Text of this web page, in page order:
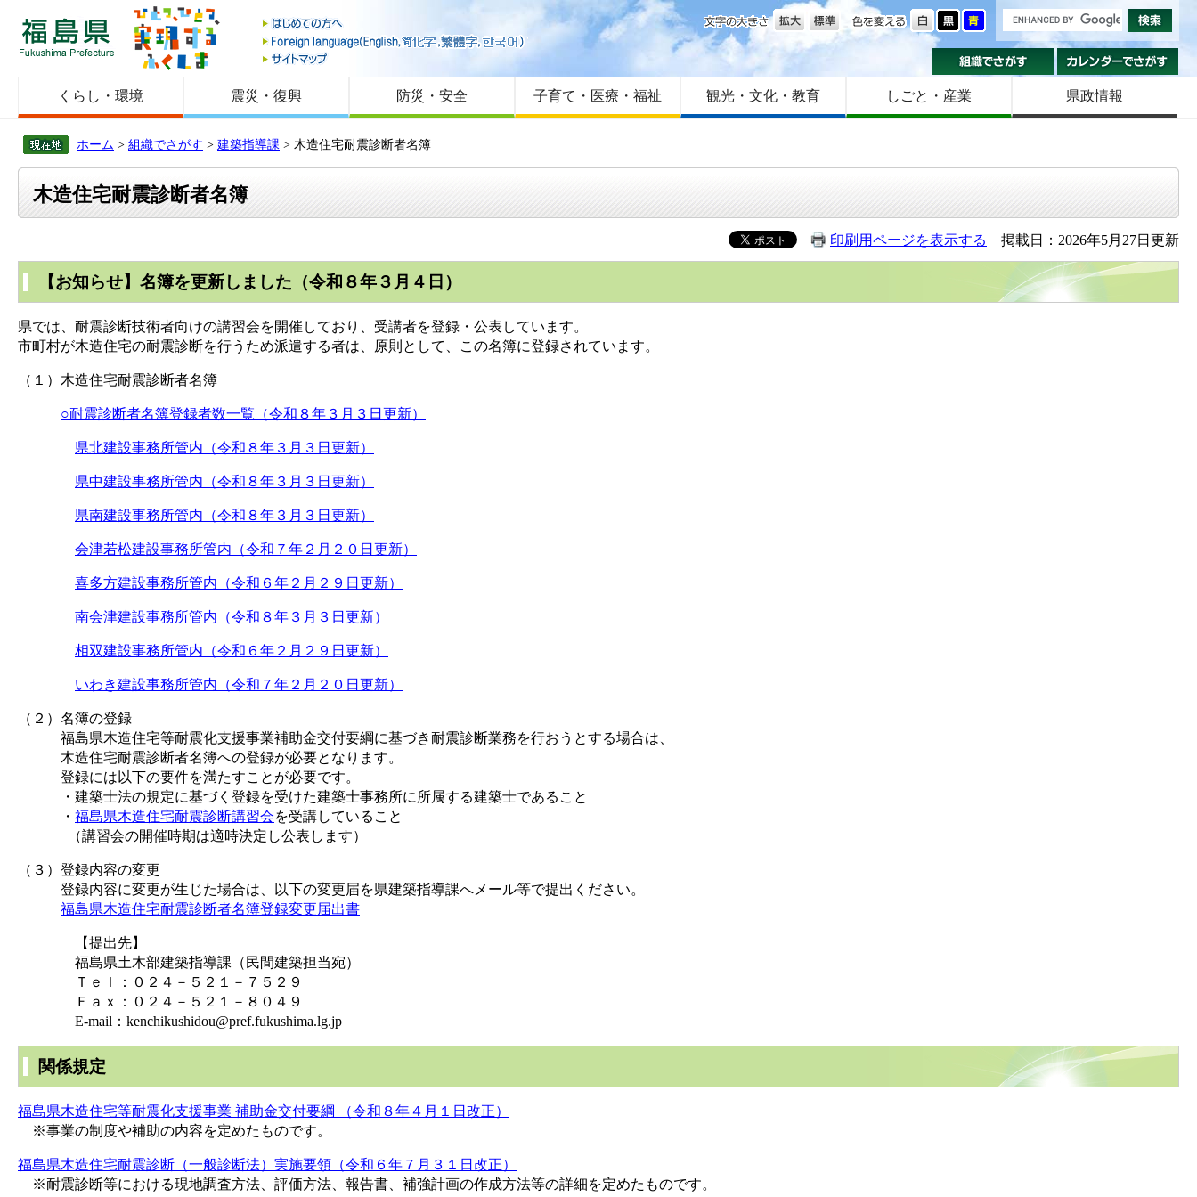
福島県
はじめての方へ
Foreign language
サイトマップ
色を変える
文字の大きさ
組織でさがす
くらし・環境 震災・復興 防災・安全 子育て・医療・福祉 観光・文化・教育 しごと・産業 県政情報
ホーム > 組織でさがす > 建築指導課 > 木造住宅耐震診断者名簿
木造住宅耐震診断者名簿
印刷用ページを表示する 掲載日：2026年5月27日更新
【お知らせ】名簿を更新しました（令和８年３月４日）
県では、耐震診断技術者向けの講習会を開催しており、受講者を登録・公表しています。
市町村が木造住宅の耐震診断を行うため派遣する者は、原則として、この名簿に登録されています。
（１）木造住宅耐震診断者名簿
○耐震診断者名簿登録者数一覧（令和８年３月３日更新）
県北建設事務所管内（令和８年３月３日更新）
県中建設事務所管内（令和８年３月３日更新）
県南建設事務所管内（令和８年３月３日更新）
会津若松建設事務所管内（令和７年２月２０日更新）
喜多方建設事務所管内（令和６年２月２９日更新）
南会津建設事務所管内（令和８年３月３日更新）
相双建設事務所管内（令和６年２月２９日更新）
いわき建設事務所管内（令和７年２月２０日更新）
（２）名簿の登録
福島県木造住宅等耐震化支援事業補助金交付要綱に基づき耐震診断業務を行おうとする場合は、
木造住宅耐震診断者名簿への登録が必要となります。
登録には以下の要件を満たすことが必要です。
・建築士法の規定に基づく登録を受けた建築士事務所に所属する建築士であること
・ 福島県木造住宅耐震診断講習会を受講していること
（講習会の開催時期は適時決定し公表します）
（３）登録内容の変更
登録内容に変更が生じた場合は、以下の変更届を県建築指導課へメール等で提出ください。
福島県木造住宅耐震診断者名簿登録変更届出書
【提出先】
福島県土木部建築指導課（民間建築担当宛）
Ｔｅｌ：０２４－５２１－７５２９
Ｆａｘ：０２４－５２１－８０４９
E-mail： kenchikushidou@pref.fukushima.lg.jp
関係規定
福島県木造住宅等耐震化支援事業 補助金交付要綱 （令和８年４月１日改正）
※事業の制度や補助の内容を定めたものです。
福島県木造住宅耐震診断（一般診断法）実施要領（令和６年７月３１日改正）
※耐震診断等における現地調査方法、評価方法、報告書、補強計画の作成方法等の詳細を定めたものです。